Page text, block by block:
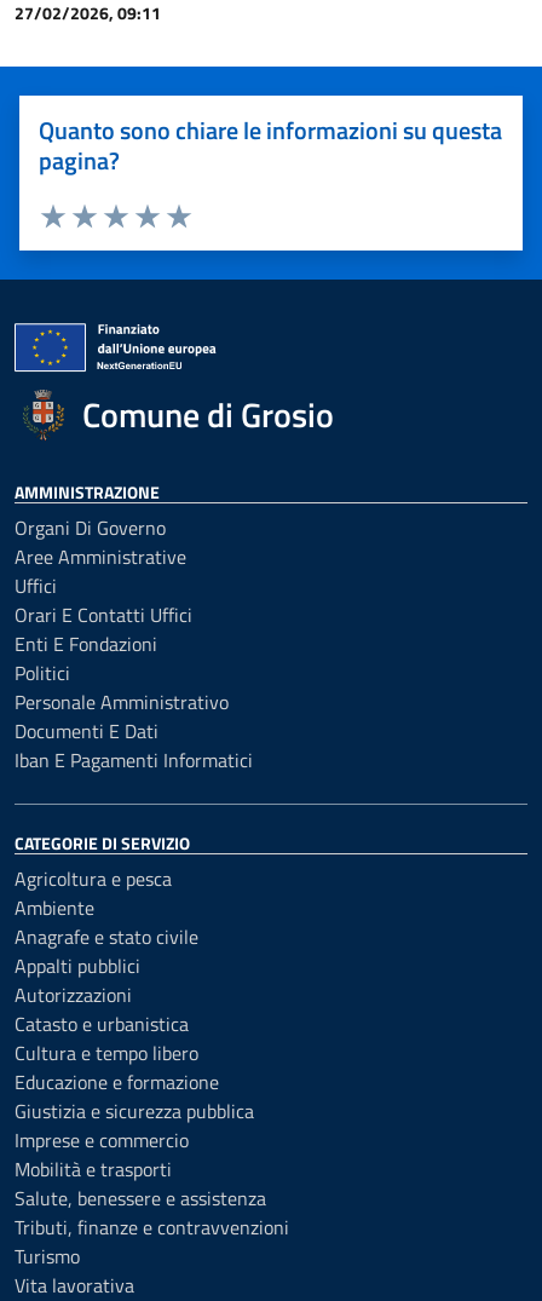
27/02/2026, 09:11
Quanto sono chiare le informazioni su questa
pagina?
Valuta 5 stelle su 5
Valuta 4 stelle su 5
Valuta 3 stelle su 5
Valuta 2 stelle su 5
Valuta 1 stelle su 5
Comune di Grosio
AMMINISTRAZIONE
Organi Di Governo
Aree Amministrative
Uffici
Orari E Contatti Uffici
Enti E Fondazioni
Politici
Personale Amministrativo
Documenti E Dati
Iban E Pagamenti Informatici
CATEGORIE DI SERVIZIO
Agricoltura e pesca
Ambiente
Anagrafe e stato civile
Appalti pubblici
Autorizzazioni
Catasto e urbanistica
Cultura e tempo libero
Educazione e formazione
Giustizia e sicurezza pubblica
Imprese e commercio
Mobilità e trasporti
Salute, benessere e assistenza
Tributi, finanze e contravvenzioni
Turismo
Vita lavorativa